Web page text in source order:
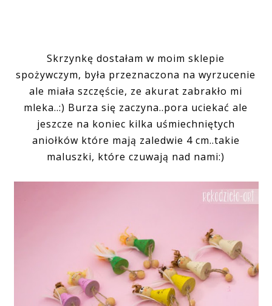
Skrzynkę dostałam w moim sklepie
spożywczym, była przeznaczona na wyrzucenie
ale miała szczęście, ze akurat zabrakło mi
mleka..:) Burza się zaczyna..pora uciekać ale
jeszcze na koniec kilka uśmiechniętych
aniołków które mają zaledwie 4 cm..takie
maluszki, które czuwają nad nami:)